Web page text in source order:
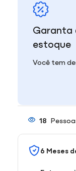
Garanta
estoque
Você tem
18
6 Meses